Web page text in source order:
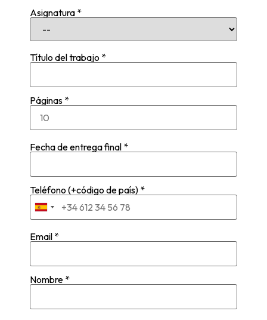
Asignatura *
Título del trabajo *
Páginas *
Fecha de entrega final *
Teléfono (+código de país) *
Email *
Nombre *